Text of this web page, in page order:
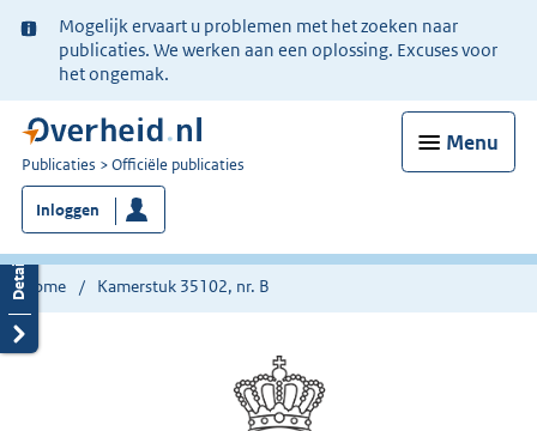
Ter
informatie:
Mogelijk ervaart u problemen met het zoeken naar
publicaties. We werken aan een oplossing. Excuses voor
het ongemak.
Menu
U
bent
nu
hier:
Publicaties Officiële publicaties
Inloggen
Home Kamerstuk 35102, nr. B